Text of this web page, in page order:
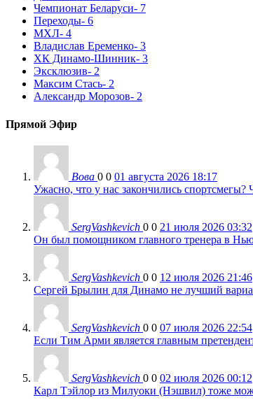
Чемпионат Беларуси- 7
Переходы- 6
МХЛ- 4
Владислав Еременко- 3
ХК Динамо-Шинник- 3
Эксклюзив- 2
Максим Стась- 2
Александр Морозов- 2
Прямой Эфир
Вова 0 0 01 августа 2026 18:17
Ужасно, что у нас закончились
SergVashkevich 0 0 21 июля 2026 03:32
Он был помощником главного тренера в
SergVashkevich 0 0 12 июля 2026 21:46
Сергей Брылин для Динамо не лучший
SergVashkevich 0 0 07 июля 2026 22:54
Если Тим Арми является главным
SergVashkevich 0 0 02 июля 2026 00:12
Карл Тэйлор из Милуоки (Нэшвил) тоже